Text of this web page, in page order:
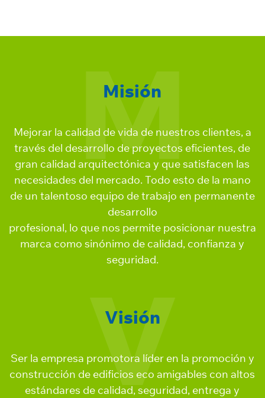
M
Misión
Mejorar la calidad de vida de nuestros clientes, a
través del desarrollo de proyectos eficientes, de
gran calidad arquitectónica y que satisfacen las
necesidades del mercado. Todo esto de la mano
de un talentoso equipo de trabajo en permanente
desarrollo
profesional, lo que nos permite posicionar nuestra
marca como sinónimo de calidad, confianza y
seguridad.
V
Visión
Ser la empresa promotora líder en la promoción y
construcción de edificios eco amigables con altos
estándares de calidad, seguridad, entrega y